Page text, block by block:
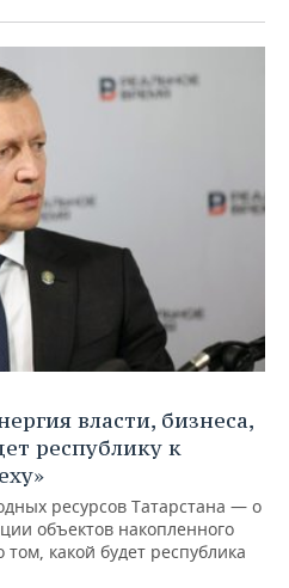
власти, бизнеса,
республику к
ресурсов Татарстана — о
объектов накопленного
какой будет республика